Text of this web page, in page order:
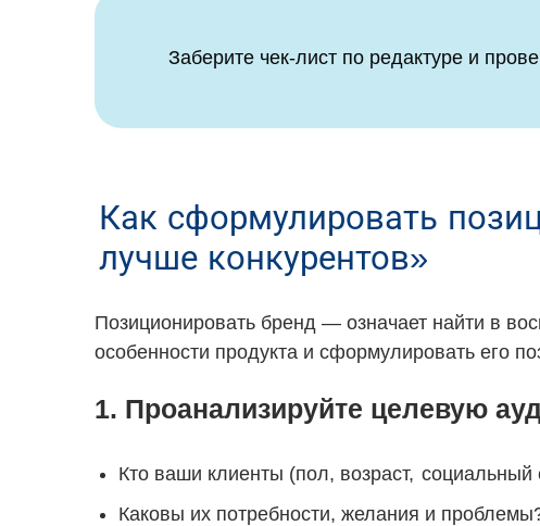
Заберите чек-лист по редактуре и
Как сформулировать
лучше конкурентов»
Позиционировать бренд — означает найти в
особенности продукта и сформулировать его
1. Проанализируйте целевую
Кто ваши клиенты (пол, возраст, социальный
Каковы их потребности, желания и